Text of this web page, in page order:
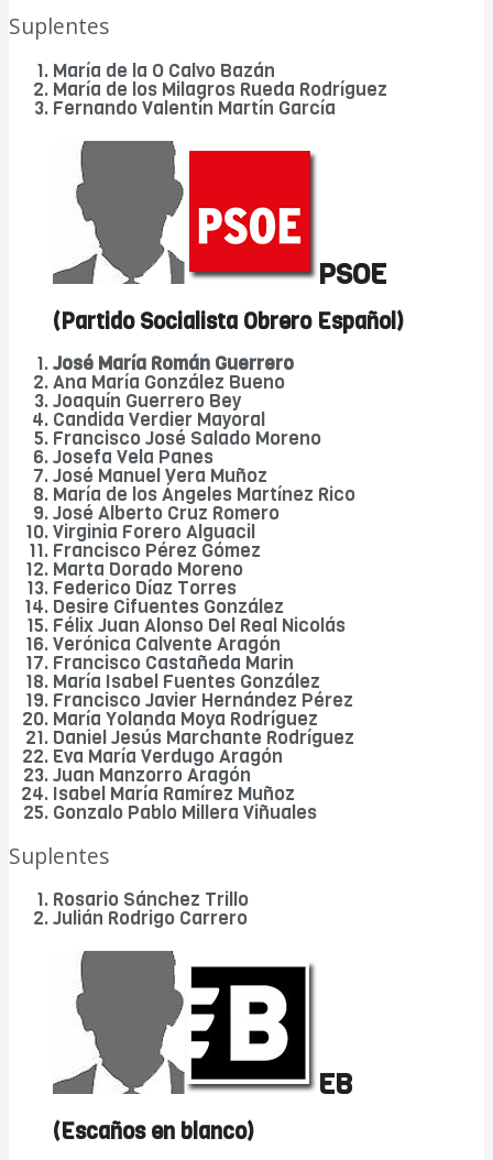
Suplentes
María de la O Calvo Bazán
María de los Milagros Rueda Rodríguez
Fernando Valentín Martín García
PSOE
(Partido Socialista Obrero Español)
José María Román Guerrero
Ana María González Bueno
Joaquín Guerrero Bey
Candida Verdier Mayoral
Francisco José Salado Moreno
Josefa Vela Panes
José Manuel Vera Muñoz
María de los Ángeles Martínez Rico
José Alberto Cruz Romero
Virginia Forero Alguacil
Francisco Pérez Gómez
Marta Dorado Moreno
Federico Díaz Torres
Desire Cifuentes González
Félix Juan Alonso Del Real Nicolás
Verónica Calvente Aragón
Francisco Castañeda Marin
María Isabel Fuentes González
Francisco Javier Hernández Pérez
María Yolanda Moya Rodríguez
Daniel Jesús Marchante Rodríguez
Eva María Verdugo Aragón
Juan Manzorro Aragón
Isabel María Ramírez Muñoz
Gonzalo Pablo Millera Viñuales
Suplentes
Rosario Sánchez Trillo
Julián Rodrigo Carrero
EB
(Escaños en blanco)